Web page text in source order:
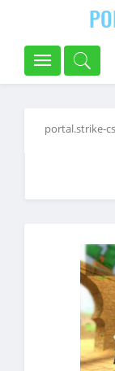
portal.strike-